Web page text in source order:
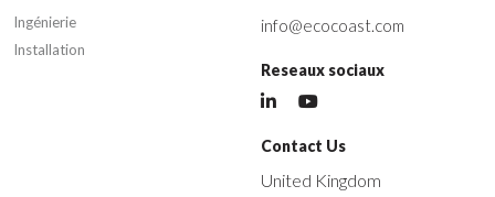
Ingénierie
Installation
info@ecocoast.com
Reseaux sociaux
Contact Us
United Kingdom